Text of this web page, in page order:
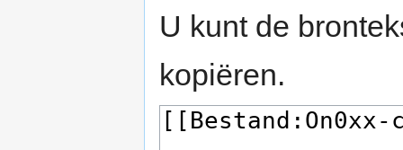
U kunt de
kopiëren.